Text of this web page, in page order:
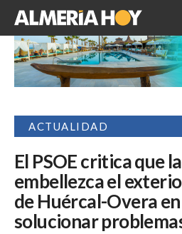
ACTUALIDAD
El PSOE critica que
embellezca el
de Huércal-Overa
solucionar